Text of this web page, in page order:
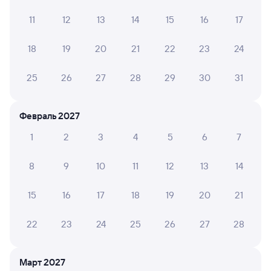
2
19 июля 2026 • Поезд 310Н
В вагоне было 30 градусов жары, окно не
открывалась, детям было плохо, мне тоже, все
8 Илья Ш.
Душно, не работал кондиционер.
10
05 июля 2026 • Поезд 310Н
Дверные ручки в вагоне убитые в туалетах.
Закрывались через раз.
11 12 13 14 15 16 17
18 19 20 21 22 23 24
25 26 27 28 29 30 31
Февраль 2027
1
2 3 4 5 6 7
8 9 10 11 12 13 14
15 16 17 18 19 20 21
22 23 24 25 26 27 28
Март 2027